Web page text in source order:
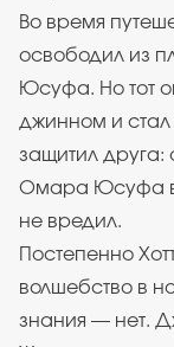
Во время
освободил из
Юсуфа. Но тот
джинном и стал
защитил друга:
Омара Юсуфа в
не вредил.
Постепенно
волшебство в
знания — нет.